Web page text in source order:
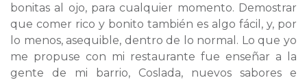
bonitas al ojo, para cualquier momento. Demostrar
que comer rico y bonito también es algo fácil, y, por
lo menos, asequible, dentro de lo normal. Lo que yo
me propuse con mi restaurante fue enseñar a la
gente de mi barrio, Coslada, nuevos sabores e